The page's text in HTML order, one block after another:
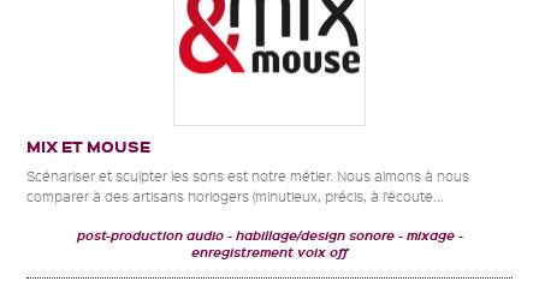
MIX ET MOUSE
Scénariser et sculpter les sons est notre métier. Nous aimons à nous
comparer à des artisans horlogers (minutieux, précis, à l’écoute...
post-production audio
habillage/design sonore - mixage
enregistrement voix off